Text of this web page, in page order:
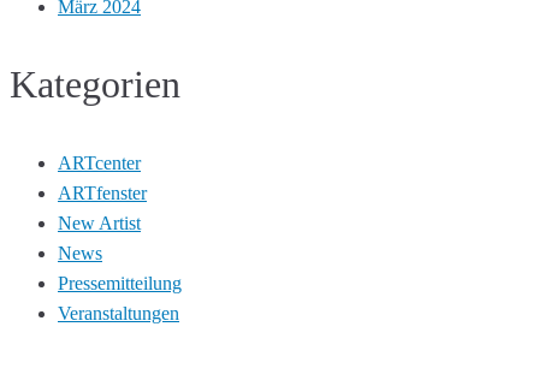
März 2024
Kategorien
ARTcenter
ARTfenster
New Artist
News
Pressemitteilung
Veranstaltungen